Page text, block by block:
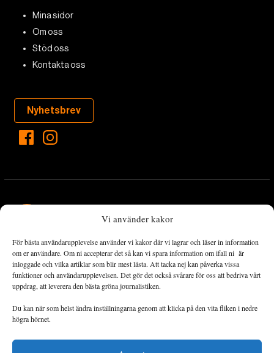
Vi använder kakor
För bästa användarupplevelse använder vi kakor där vi lagrar och läser in information
om er användare. Om ni accepterar det så kan vi spara information om ifall ni är
inloggade och vilka artiklar som blir mest lästa. Att tacka nej kan påverka vissa
funktioner och användarupplevelsen. Det gör det också svårare för oss att bedriva vårt
uppdrag, att leverera den bästa gröna journalistiken.
Du kan när som helst ändra inställningarna genom att klicka på den vita fliken i nedre
högra hörnet.
Mina sidor
Om oss
Stöd oss
Kontakta oss
Nyhetsbrev
Landets Fria Tidning är en nyhetstidning med bred bevakning av
det viktigaste som händer lokalt och globalt och med fokus på
omställningsrörelsen. En omställning till ett hållbart samhälle går
både via starka och lika rättigheter för alla människor, minskade
ekonomiska och sociala klyftor, samt utrymme för allt levande att
utvecklas och frodas.